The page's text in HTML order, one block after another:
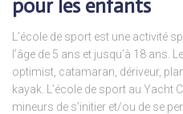
pour les enfants
L’école de sport est une activité
l’âge de 5 ans et jusqu’à 18 ans.
optimist, catamaran, dériveur,
kayak. L’école de sport au Yacht
mineurs de s’initier et/ou de se